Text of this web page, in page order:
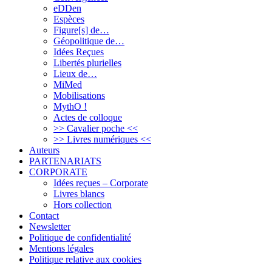
eDDen
Espèces
Figure[s] de…
Géopolitique de…
Idées Reçues
Libertés plurielles
Lieux de…
MiMed
Mobilisations
MythO !
Actes de colloque
>> Cavalier poche <<
>> Livres numériques <<
Auteurs
PARTENARIATS
CORPORATE
Idées reçues – Corporate
Livres blancs
Hors collection
Contact
Newsletter
Politique de confidentialité
Mentions légales
Politique relative aux cookies